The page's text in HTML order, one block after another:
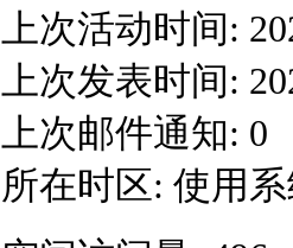
上次活动时间:
上次发表时间:
上次邮件通知: 0
所在时区: 使用